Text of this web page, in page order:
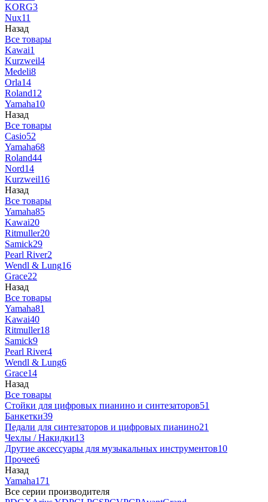
KORG3
Nux11
Назад
Все товары
Kawai1
Kurzweil4
Medeli8
Orla14
Roland12
Yamaha10
Назад
Все товары
Casio52
Yamaha68
Roland44
Nord14
Kurzweil16
Назад
Все товары
Yamaha85
Kawai20
Ritmuller20
Samick29
Pearl River2
Wendl & Lung16
Grace22
Назад
Все товары
Yamaha81
Kawai40
Ritmuller18
Samick9
Pearl River4
Wendl & Lung6
Grace14
Назад
Все товары
Стойки для цифровых пианино и синтезаторов51
Банкетки39
Педали для синтезаторов и цифровых пианино21
Чехлы / Накидки13
Другие аксессуары для музыкальных инструментов10
Прочее6
Назад
Yamaha171
Все серии производителя